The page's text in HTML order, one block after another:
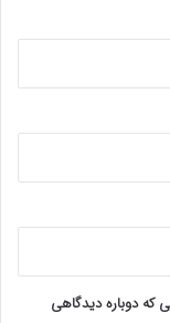
که دوباره دیدگاهی